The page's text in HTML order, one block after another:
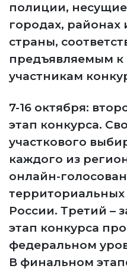
полиции, несущие
городах, районах
страны,
предъявляемым к
участникам
7-16 октября:
этап конкурса.
участкового
каждого из
онлайн-
России. Третий –
этап конкурса
федеральном
В финальном